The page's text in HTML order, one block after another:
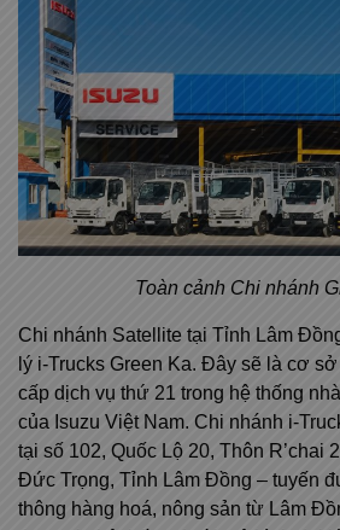
Toàn cảnh Chi nhánh
Chi nhánh Satellite tại Tỉnh Lâm
lý i-Trucks Green Ka. Đây sẽ là cơ
cấp dịch vụ thứ 21 trong hệ thống
của Isuzu Việt Nam. Chi nhánh i-
tại số 102, Quốc Lộ 20, Thôn R’chai
Đức Trọng, Tỉnh Lâm Đồng – tuyến
thông hàng hoá, nông sản từ Lâm